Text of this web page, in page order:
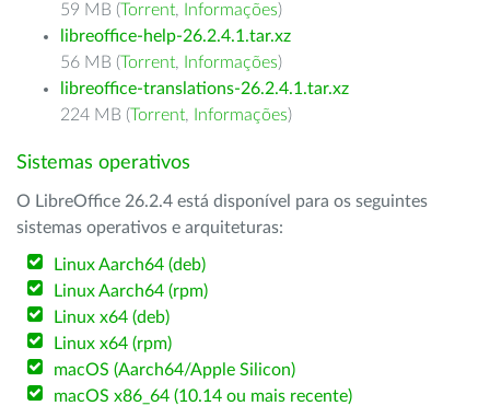
59 MB (Torrent, Informações)
libreoffice-help-26.2.4.1.tar.xz
56 MB (Torrent, Informações)
libreoffice-translations-26.2.4.1.tar.xz
224 MB (Torrent, Informações)
Sistemas operativos
O LibreOffice 26.2.4 está disponível para os seguintes
sistemas operativos e arquiteturas:
Linux Aarch64 (deb)
Linux Aarch64 (rpm)
Linux x64 (deb)
Linux x64 (rpm)
macOS (Aarch64/Apple Silicon)
macOS x86_64 (10.14 ou mais recente)